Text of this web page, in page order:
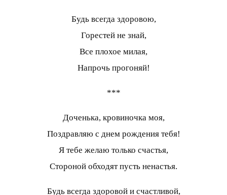
Будь всегда здоровою,
Горестей не знай,
Все плохое милая,
Напрочь прогоняй!
***
Доченька, кровиночка моя,
Поздравляю с днем рождения тебя!
Я тебе желаю только счастья,
Стороной обходят пусть ненастья.
Будь всегда здоровой и счастливой,